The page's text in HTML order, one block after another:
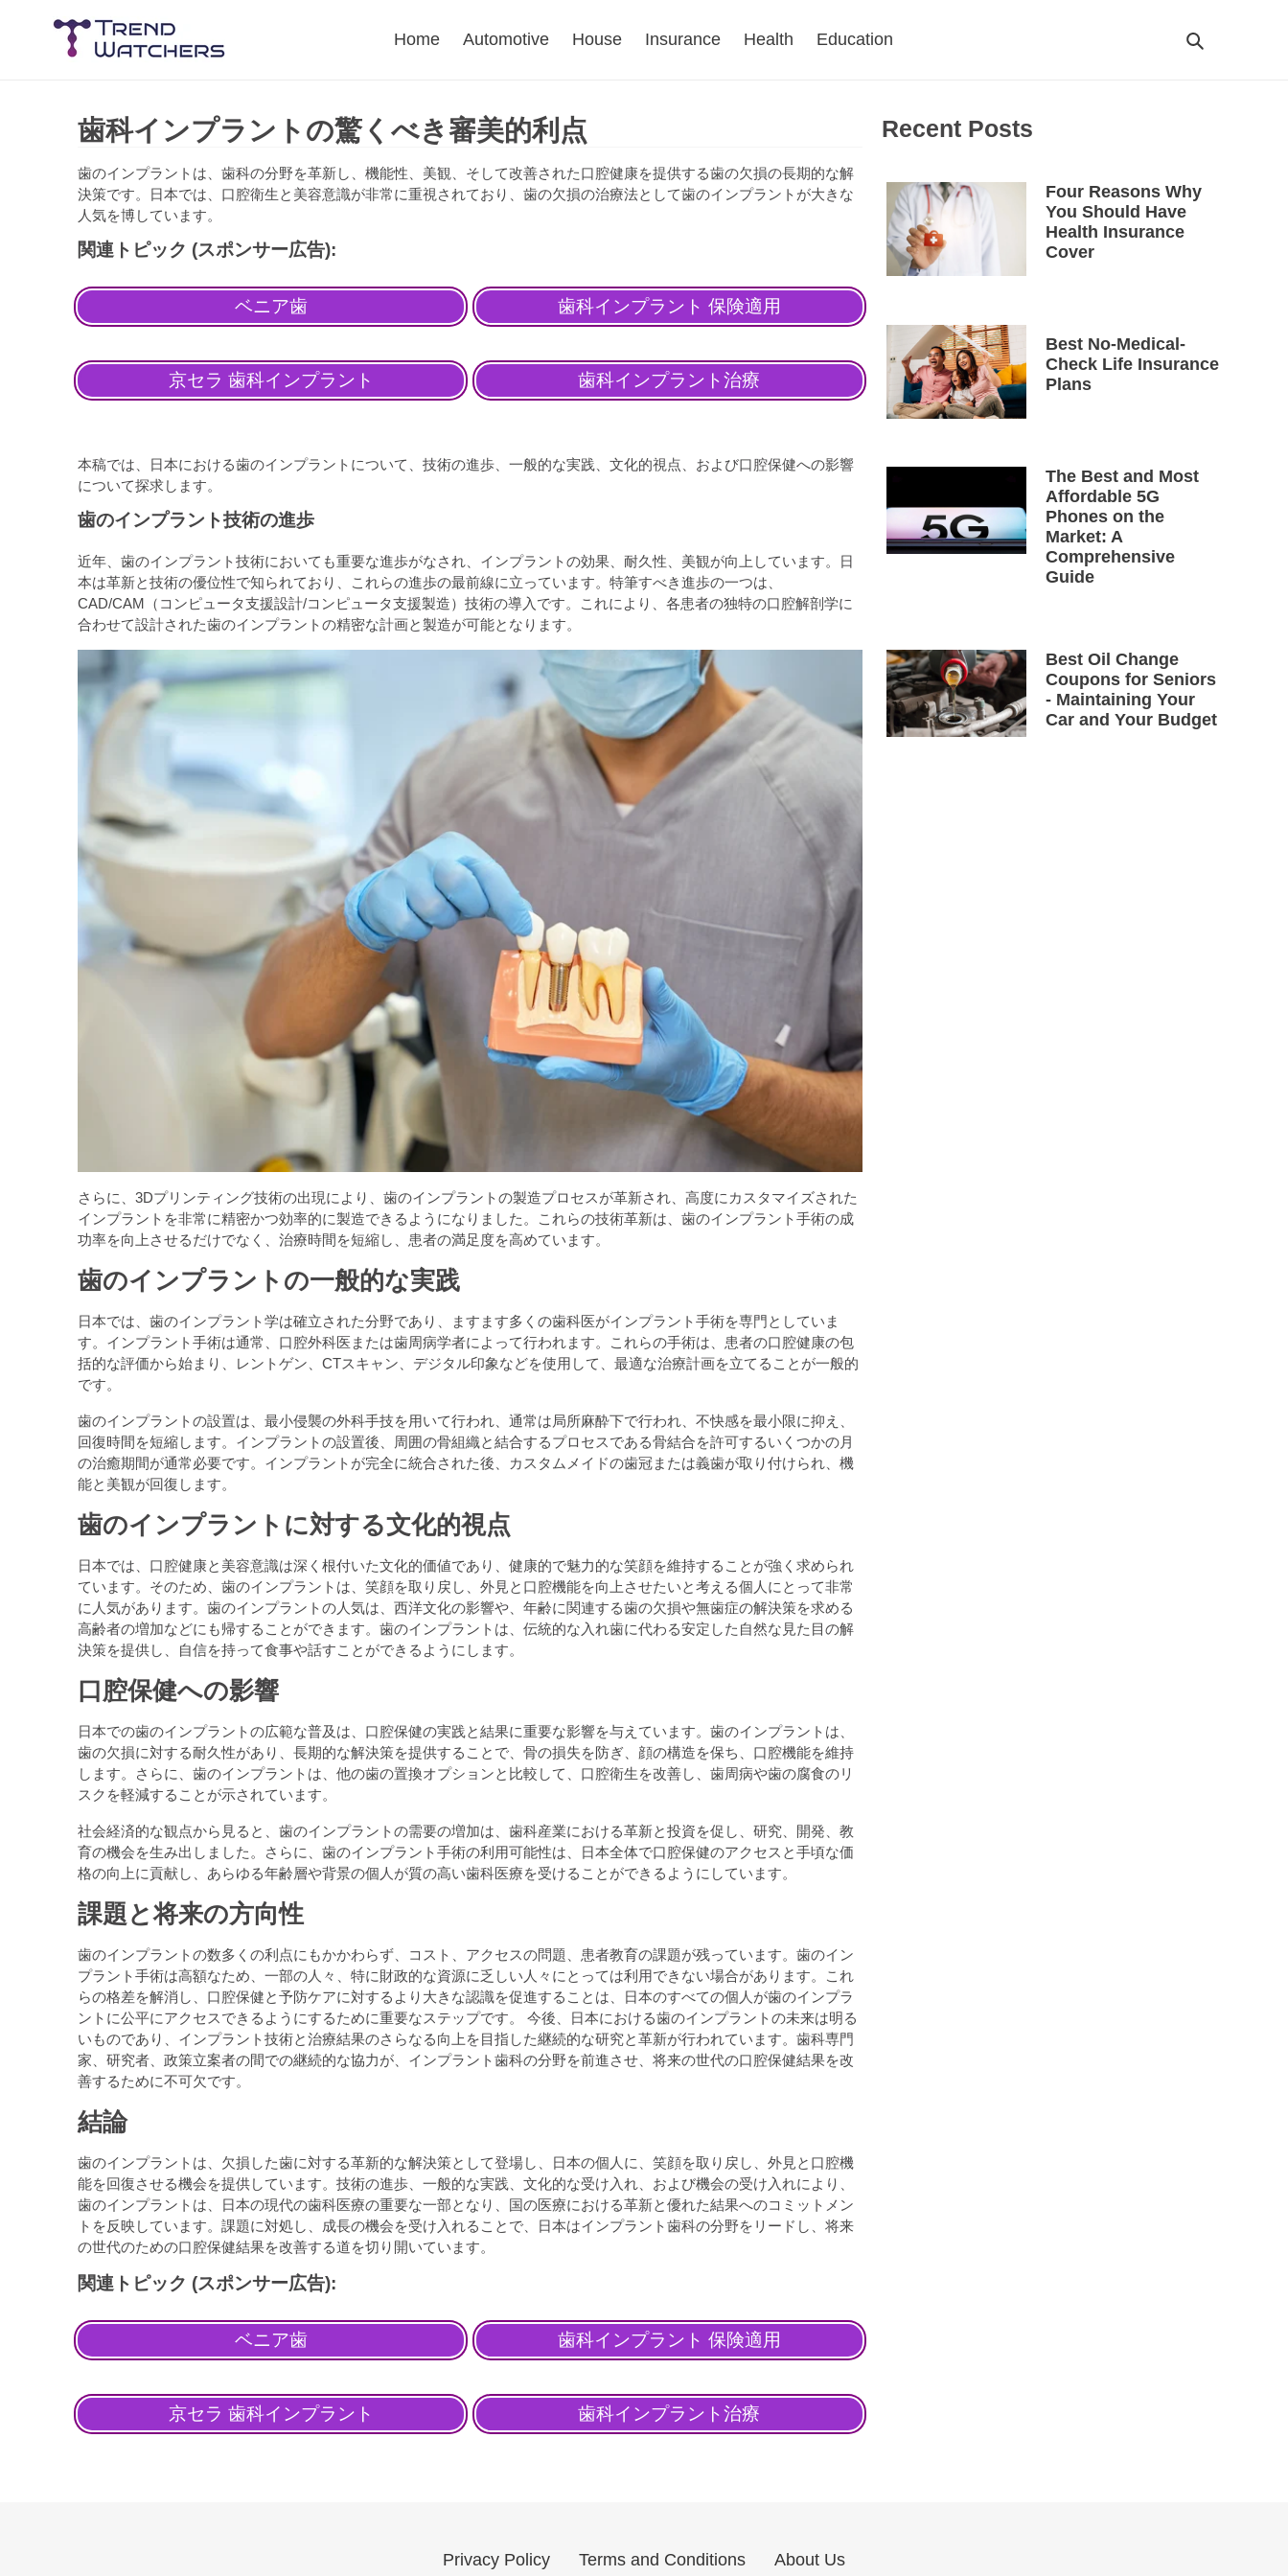
Home Automotive House Insurance Health Education
歯科インプラントの驚くべき審美的利点
歯のインプラントは、歯科の分野を革新し、機能性、美観、そして改善された口腔健康を提供する歯の欠損の長期的な解
決策です。日本では、口腔衛生と美容意識が非常に重視されており、歯の欠損の治療法として歯のインプラントが大きな
人気を博しています。
関連トピック (スポンサー広告):
ベニア歯 歯科インプラント 保険適用
京セラ 歯科インプラント 歯科インプラント治療
本稿では、日本における歯のインプラントについて、技術の進歩、一般的な実践、文化的視点、および口腔保健への影響
について探求します。
歯のインプラント技術の進歩
近年、歯のインプラント技術においても重要な進歩がなされ、インプラントの効果、耐久性、美観が向上しています。日
本は革新と技術の優位性で知られており、これらの進歩の最前線に立っています。特筆すべき進歩の一つは、
CAD/CAM（コンピュータ支援設計/コンピュータ支援製造）技術の導入です。これにより、各患者の独特の口腔解剖学に
合わせて設計された歯のインプラントの精密な計画と製造が可能となります。
さらに、3Dプリンティング技術の出現により、歯のインプラントの製造プロセスが革新され、高度にカスタマイズされた
インプラントを非常に精密かつ効率的に製造できるようになりました。これらの技術革新は、歯のインプラント手術の成
功率を向上させるだけでなく、治療時間を短縮し、患者の満足度を高めています。
歯のインプラントの一般的な実践
日本では、歯のインプラント学は確立された分野であり、ますます多くの歯科医がインプラント手術を専門としていま
す。インプラント手術は通常、口腔外科医または歯周病学者によって行われます。これらの手術は、患者の口腔健康の包
括的な評価から始まり、レントゲン、CTスキャン、デジタル印象などを使用して、最適な治療計画を立てることが一般的
です。
歯のインプラントの設置は、最小侵襲の外科手技を用いて行われ、通常は局所麻酔下で行われ、不快感を最小限に抑え、
回復時間を短縮します。インプラントの設置後、周囲の骨組織と結合するプロセスである骨結合を許可するいくつかの月
の治癒期間が通常必要です。インプラントが完全に統合された後、カスタムメイドの歯冠または義歯が取り付けられ、機
能と美観が回復します。
歯のインプラントに対する文化的視点
日本では、口腔健康と美容意識は深く根付いた文化的価値であり、健康的で魅力的な笑顔を維持することが強く求められ
ています。そのため、歯のインプラントは、笑顔を取り戻し、外見と口腔機能を向上させたいと考える個人にとって非常
に人気があります。歯のインプラントの人気は、西洋文化の影響や、年齢に関連する歯の欠損や無歯症の解決策を求める
高齢者の増加などにも帰することができます。歯のインプラントは、伝統的な入れ歯に代わる安定した自然な見た目の解
決策を提供し、自信を持って食事や話すことができるようにします。
口腔保健への影響
日本での歯のインプラントの広範な普及は、口腔保健の実践と結果に重要な影響を与えています。歯のインプラントは、
歯の欠損に対する耐久性があり、長期的な解決策を提供することで、骨の損失を防ぎ、顔の構造を保ち、口腔機能を維持
します。さらに、歯のインプラントは、他の歯の置換オプションと比較して、口腔衛生を改善し、歯周病や歯の腐食のリ
スクを軽減することが示されています。
社会経済的な観点から見ると、歯のインプラントの需要の増加は、歯科産業における革新と投資を促し、研究、開発、教
育の機会を生み出しました。さらに、歯のインプラント手術の利用可能性は、日本全体で口腔保健のアクセスと手頃な価
格の向上に貢献し、あらゆる年齢層や背景の個人が質の高い歯科医療を受けることができるようにしています。
課題と将来の方向性
歯のインプラントの数多くの利点にもかかわらず、コスト、アクセスの問題、患者教育の課題が残っています。歯のイン
プラント手術は高額なため、一部の人々、特に財政的な資源に乏しい人々にとっては利用できない場合があります。これ
らの格差を解消し、口腔保健と予防ケアに対するより大きな認識を促進することは、日本のすべての個人が歯のインプラ
ントに公平にアクセスできるようにするために重要なステップです。 今後、日本における歯のインプラントの未来は明る
いものであり、インプラント技術と治療結果のさらなる向上を目指した継続的な研究と革新が行われています。歯科専門
家、研究者、政策立案者の間での継続的な協力が、インプラント歯科の分野を前進させ、将来の世代の口腔保健結果を改
善するために不可欠です。
結論
歯のインプラントは、欠損した歯に対する革新的な解決策として登場し、日本の個人に、笑顔を取り戻し、外見と口腔機
能を回復させる機会を提供しています。技術の進歩、一般的な実践、文化的な受け入れ、および機会の受け入れにより、
歯のインプラントは、日本の現代の歯科医療の重要な一部となり、国の医療における革新と優れた結果へのコミットメン
トを反映しています。課題に対処し、成長の機会を受け入れることで、日本はインプラント歯科の分野をリードし、将来
の世代のための口腔保健結果を改善する道を切り開いています。
関連トピック (スポンサー広告):
ベニア歯 歯科インプラント 保険適用
京セラ 歯科インプラント 歯科インプラント治療
Recent Posts
Four Reasons Why
You Should Have
Health Insurance
Cover
Best No-Medical-
Check Life Insurance
Plans
The Best and Most
Affordable 5G
Phones on the
Market: A
Comprehensive
Guide
Best Oil Change
Coupons for Seniors
- Maintaining Your
Car and Your Budget
Privacy Policy Terms and Conditions About Us